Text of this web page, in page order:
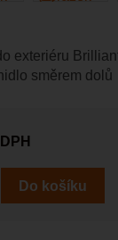
exteriéru
směrem dolů
Do košíku